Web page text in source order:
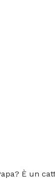
È un